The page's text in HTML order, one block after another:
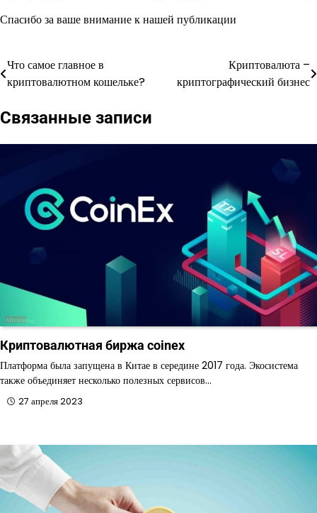
Спасибо за ваше внимание к нашей публикации
Навигация
по
записям
Что самое главное в
криптовалютном кошельке?
Криптовалюта –
криптографический бизнес
Связанные записи
Криптовалютная биржа coinex
Платформа была запущена в Китае в середине 2017 года. Экосистема
также объединяет несколько полезных сервисов…
27 апреля 2023